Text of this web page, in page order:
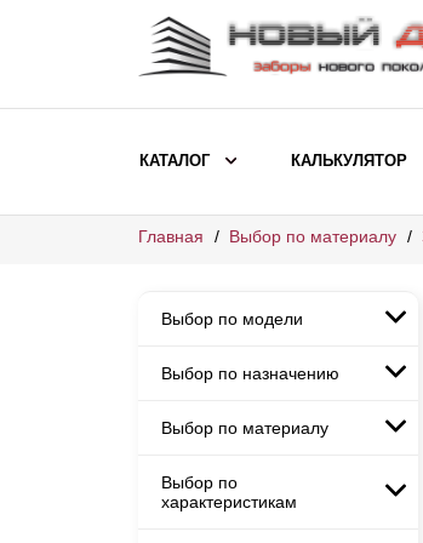
КАТАЛОГ
ВЫБОР ПО МОДЕЛИ
Заборы Хай-тек
Заборы Жалюзи
Заборы и ограждения для
КАЛЬКУЛЯТОР
Главная Выбор по материалу
Выбор по модели
Заборы Ранчо
Заборы Классика
Заборы Жалюзи
Выбор по назначению
Заборы и ограждения для
Заборы для дачи
Выбор по материалу
Заборы с кирпичными столбами
Выбор по
характеристикам